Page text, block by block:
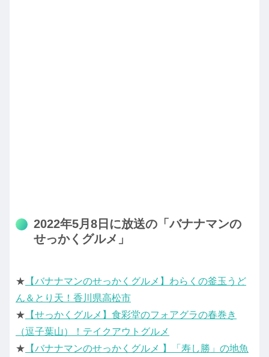
2022年5月8日に放送の「バナナマンの
せっかくグルメ」
★ 【バナナマンのせっかくグルメ】わらくの釜玉うど
ん＆とり天！香川県高松市
★ 【せっかくグルメ】食彩堂のフォアグラの春巻き
（逗子葉山）！テイクアウトグルメ
★ 【バナナマンのせっかくグルメ 】「寿し勝」の地魚